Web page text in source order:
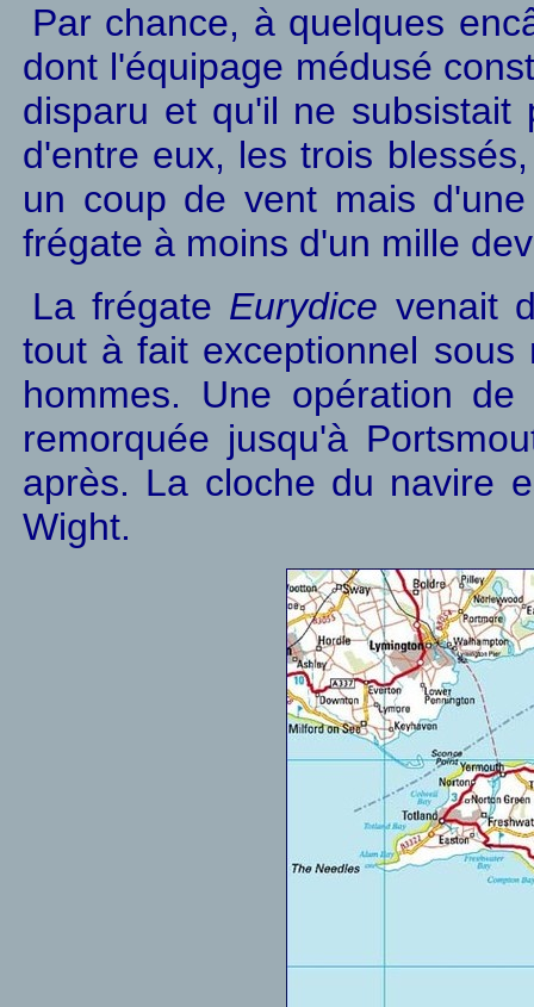
Par chance, à quelques
dont l'équipage médusé
disparu et qu'il ne
d'entre eux, les trois
un coup de vent mais
frégate à moins d'un mille
La frégate Eurydice venait
tout à fait exceptionnel
hommes. Une opération
remorquée jusqu'à
après. La cloche du navire
Wight.